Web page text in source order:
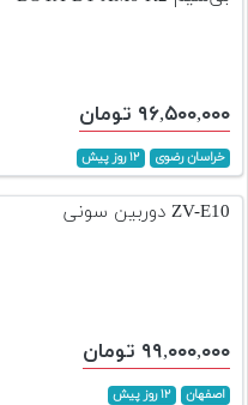
۹۶,۵۰۰,۰۰۰ تومان
خراسان رضوی ۱۲ روز پیش
ZV-E10 دوربین سونی
۹۹,۰۰۰,۰۰۰ تومان
اصفهان ۱۲ روز پیش